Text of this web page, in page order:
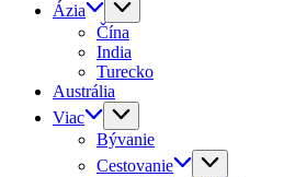
Ázia
Čína
India
Turecko
Austrália
Viac
Bývanie
Cestovanie